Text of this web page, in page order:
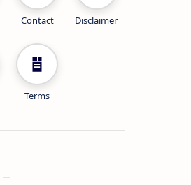
Contact Disclaimer
Terms